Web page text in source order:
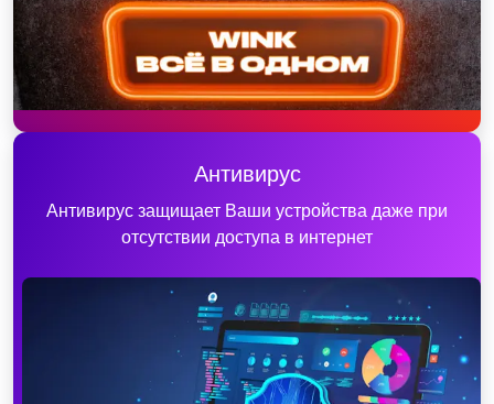
Антивирус
Антивирус защищает Ваши устройства даже при
отсутствии доступа в интернет